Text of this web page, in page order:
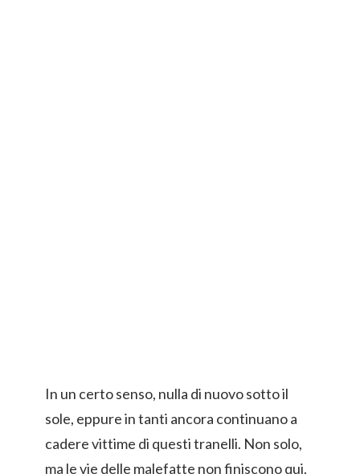
In un certo senso, nulla di nuovo sotto il
sole, eppure in tanti ancora continuano a
cadere vittime di questi tranelli. Non solo,
ma le vie delle malefatte non finiscono qui.